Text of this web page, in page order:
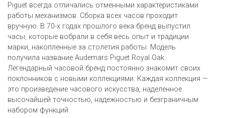
Piguet всегда отличались отменными характеристиками
работы механизмов. Сборка всех часов проходит
вручную. В 70-х годах прошлого века бренд выпустил
часы, которые вобрали в себя весь опыт и традиции
марки, накопленные за столетия работы. Модель
получила название Audemars Piguet Royal Oak.
Легендарный часовой бренд постоянно знакомит своих
поклонников с новыми коллекциями. Каждая коллекция —
это произведение часового искусства, наделенное
высочайшей точностью, надежностью и безграничным
набором функций.